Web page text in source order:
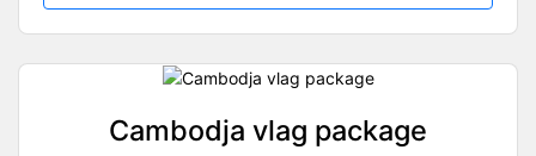
Cambodja vlag package